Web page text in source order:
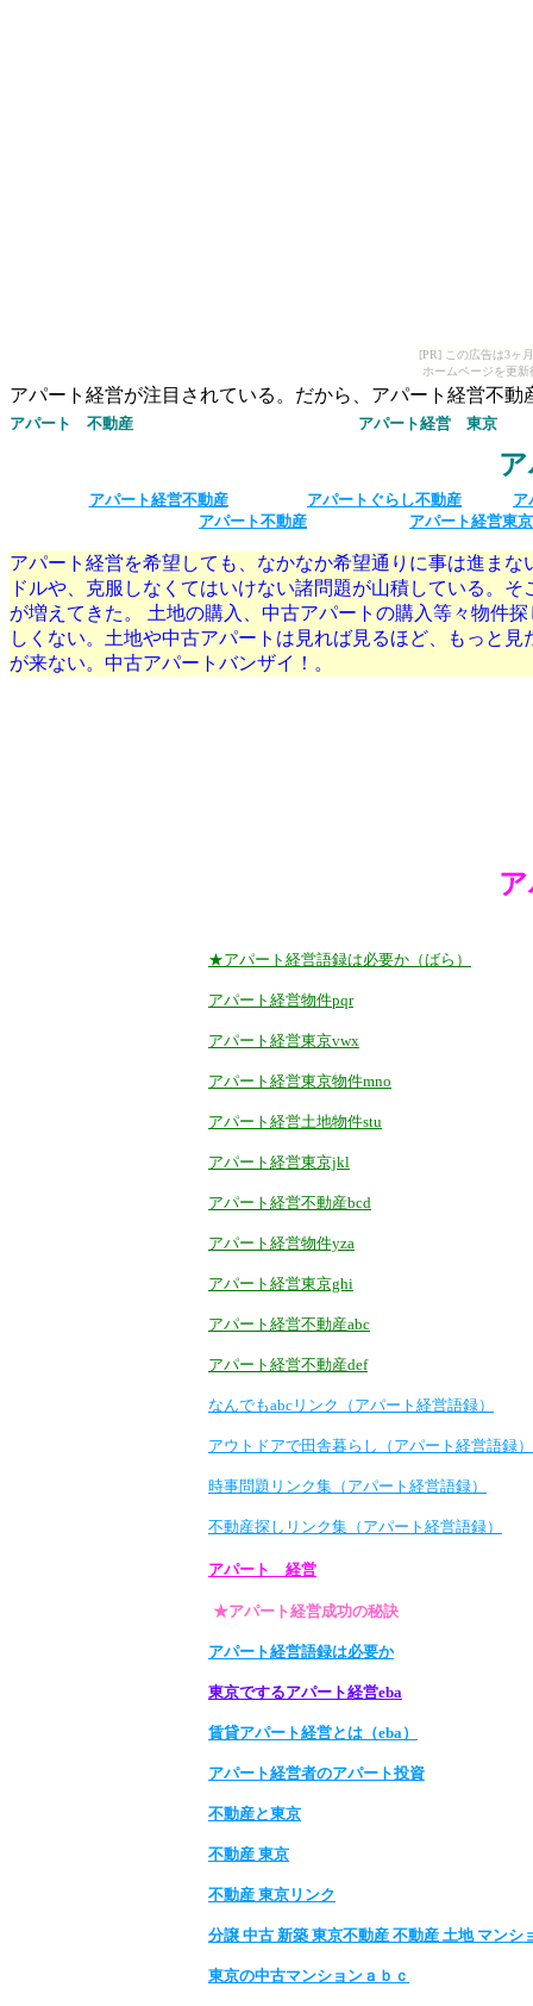
[PR] この広告は3ヶ
ホームページを更
アパート経営が注目されている。だから、アパート経営不
アパート 不動産 アパート経営 東京
アパート経営不動産 アパートぐらし不動産
ア
アパート不動産
アパート経営東京
アパート経営を希望しても、なかなか希望通りに事は進ま
ドルや、克服しなくてはいけない諸問題が山積している。
が増えてきた。 土地の購入、中古アパートの購入等々物件
しくない。土地や中古アパートは見れば見るほど、もっと
が来ない。中古アパートバンザイ！。
★アパート経営語録は必要か（ばら）
アパート経営物件pqr
アパート経営東京vwx
アパート経営東京物件mno
アパート経営土地物件stu
アパート経営東京jkl
アパート経営不動産bcd
アパート経営物件yza
アパート経営東京ghi
アパート経営不動産abc
アパート経営不動産def
なんでもabcリンク（アパート経営語録）
アウトドアで田舎暮らし（アパート経営語録）
時事問題リンク集（アパート経営語録）
不動産探しリンク集（アパート経営語録）
アパート 経営
★アパート経営成功の秘訣
アパート経営語録は必要か
東京でするアパート経営eba
賃貸アパート経営とは（eba）
アパート経営者のアパート投資
不動産と東京
不動産 東京
不動産 東京リンク
分譲 中古 新築 東京不動産 不動産 土地 マンシ
東京の中古マンションａｂｃ